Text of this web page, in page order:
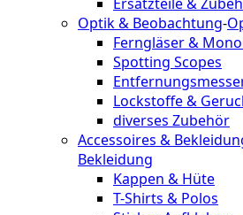
Optik & Beobachtung-
Ferngläser &
Spotting Scopes
Lockstoffe &
diverses Zubehör
Accessoires &
Bekleidung
Kappen & Hüte
T-Shirts & Polos